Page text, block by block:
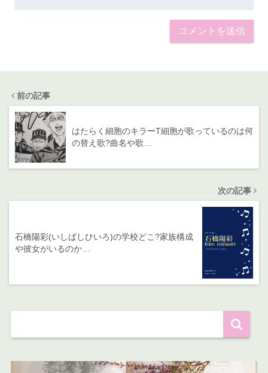
前の記事
はたらく細胞のキラーT細胞が歌っているのは何
の替え歌?曲名や歌…
次の記事
石橋陽彩(いしばしひいろ)の学校どこ?家族構成
や彼女がいるのか…